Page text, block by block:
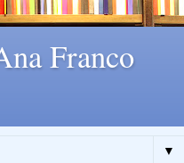
Franco
▼